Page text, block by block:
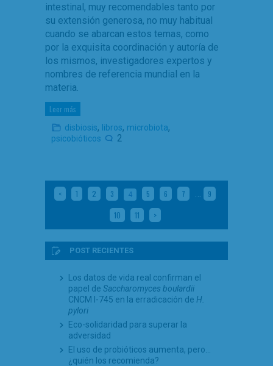
intestinal, muy recomendables tanto por
su extensión generosa, no muy habitual
cuando se abarcan estos temas, como
por la exquisita coordinación y autoría de
los mismos, investigadores expertos y
nombres de referencia mundial en la
materia.
Leer más
disbiosis, libros, microbiota,
psicobióticos 2
< 1 2 3 4 5 6 7 … 9
10 11 >
POST RECIENTES
Los datos de vida real confirman el
papel de Saccharomyces boulardii
CNCM I-745 en la erradicación de H.
pylori
Eco-solidaridad para superar la
adversidad
El uso de probióticos aumenta, pero…
¿quién los recomienda?